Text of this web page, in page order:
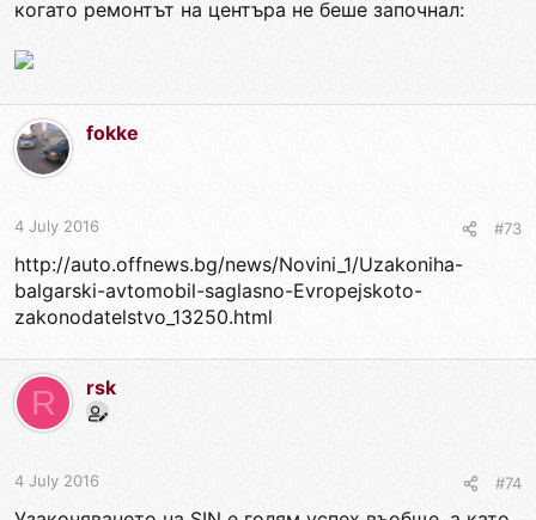
когато ремонтът на центъра не беше започнал:
fokke
4 July 2016 #73
http://auto.offnews.bg/news/Novini_1/Uzakoniha-
balgarski-avtomobil-saglasno-Evropejskoto-
zakonodatelstvo_13250.html
R rsk
4 July 2016 #74